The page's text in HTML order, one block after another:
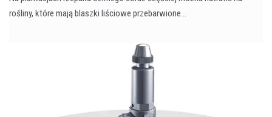
rośliny, które mają blaszki liściowe przebarwione…